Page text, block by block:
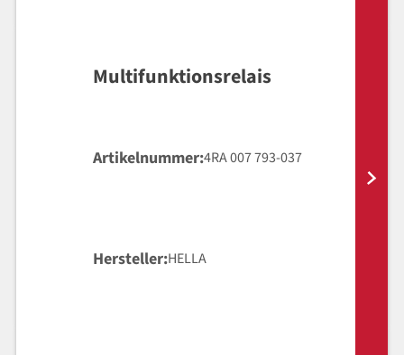
Multifunktionsrelais
Artikelnummer 4RA 007 793-037
Hersteller HELLA